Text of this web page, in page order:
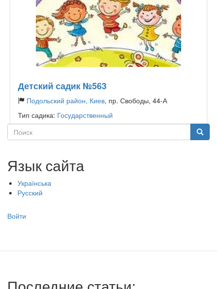
Детский садик №563
Подольский район, Киев, пр. Свободы, 44-А
Тип садика: Государственный
Поиск
Поиск
Язык сайта
Українська
Русский
Меню
записи
Войти